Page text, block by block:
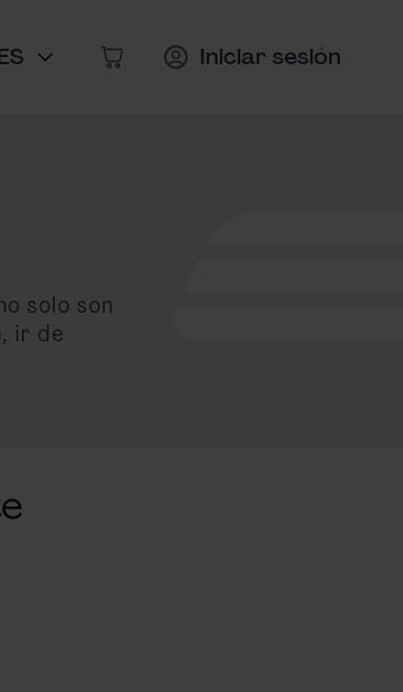
de idioma
actualmente seleccionado:
Artículos en el carrito, Ver
Iniciar sesión
solo son
ir de